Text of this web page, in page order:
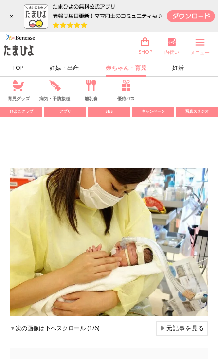
×
TOP 妊娠・出産 赤ちゃん・育児 妊活
SHOP 内祝い メニュー
育児グッズ 病気・予防接種 離乳食 優待パス
ひよこクラブ アプリ SNS キャンペーン 写真スタジオ
▼次の画像は下へスクロール (1/6) ▶元記事を見る